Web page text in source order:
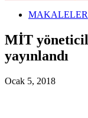
MAKALELER
MİT
yayınlandı
Ocak 5, 2018